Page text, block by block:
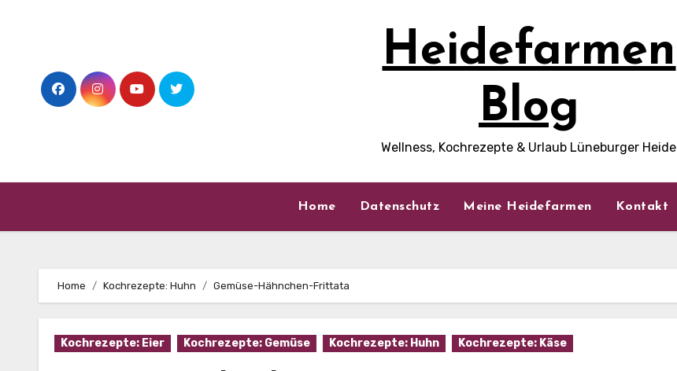
Heidefarmen
Blog
Wellness, Kochrezepte & Urlaub Lüneburger Heide
Home Datenschutz Meine Heidefarmen Kontakt
Home Kochrezepte: Huhn Gemüse-Hähnchen-Frittata
Kochrezepte: Eier Kochrezepte: Gemüse Kochrezepte: Huhn Kochrezepte: Käse